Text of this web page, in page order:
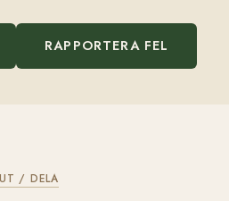
RAPPORTERA FEL
/ DELA